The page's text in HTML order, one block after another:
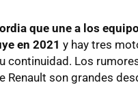
que une a los
en 2021 y hay tres
continuidad. Los
Renault son grandes